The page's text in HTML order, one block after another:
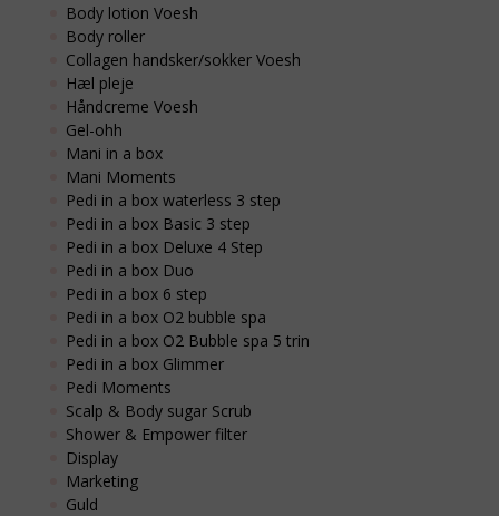
Body lotion Voesh
Body roller
Collagen handsker/sokker Voesh
Hæl pleje
Håndcreme Voesh
Gel-ohh
Mani in a box
Mani Moments
Pedi in a box waterless 3 step
Pedi in a box Basic 3 step
Pedi in a box Deluxe 4 Step
Pedi in a box Duo
Pedi in a box 6 step
Pedi in a box O2 bubble spa
Pedi in a box O2 Bubble spa 5 trin
Pedi in a box Glimmer
Pedi Moments
Scalp & Body sugar Scrub
Shower & Empower filter
Display
Marketing
Guld